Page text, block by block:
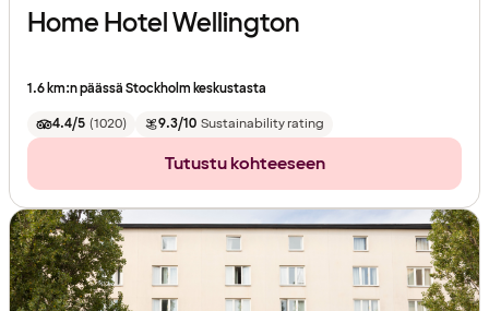
Home Hotel Wellington
1.6 km:n päässä Stockholm keskustasta
4.4/5 (1020) 9.3/10 Sustainability rating
Tutustu kohteeseen